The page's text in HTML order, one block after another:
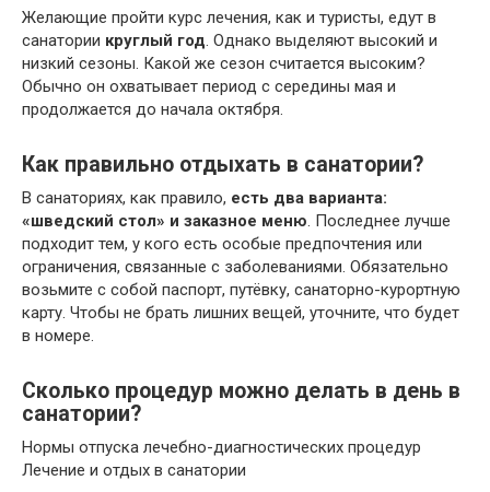
Желающие пройти курс лечения, как и туристы, едут в
санатории круглый год. Однако выделяют высокий и
низкий сезоны. Какой же сезон считается высоким?
Обычно он охватывает период с середины мая и
продолжается до начала октября.
Как правильно отдыхать в санатории?
В санаториях, как правило, есть два варианта:
«шведский стол» и заказное меню. Последнее лучше
подходит тем, у кого есть особые предпочтения или
ограничения, связанные с заболеваниями. Обязательно
возьмите с собой паспорт, путёвку, санаторно-курортную
карту. Чтобы не брать лишних вещей, уточните, что будет
в номере.
Сколько процедур можно делать в день в
санатории?
Нормы отпуска лечебно-диагностических процедур
Лечение и отдых в санатории